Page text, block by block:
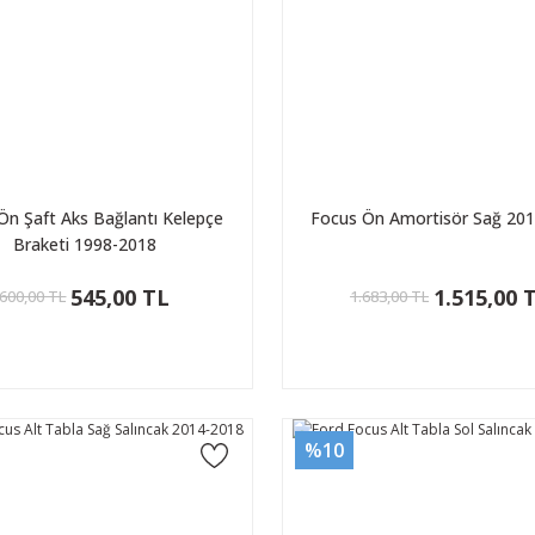
Şaft Aks Bağlantı Kelepçe
Braketi 1998-2018
600,00 TL 545,00 TL
Focus Ön Amortisör Sağ
1.683,00 TL 1.515,00
%10